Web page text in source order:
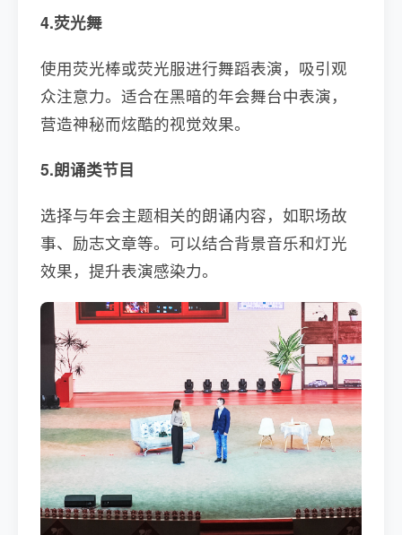
4.荧光舞
使用荧光棒或荧光服进行舞蹈表演，吸引观
众注意力。适合在黑暗的年会舞台中表演，
营造神秘而炫酷的视觉效果。
5.朗诵类节目
选择与年会主题相关的朗诵内容，如职场故
事、励志文章等。可以结合背景音乐和灯光
效果，提升表演感染力。